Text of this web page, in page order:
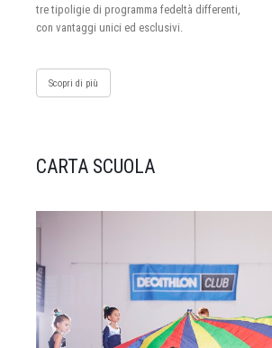
tre tipoligie di programma fedeltà differenti,
con vantaggi unici ed esclusivi.
Scopri di più
CARTA SCUOLA